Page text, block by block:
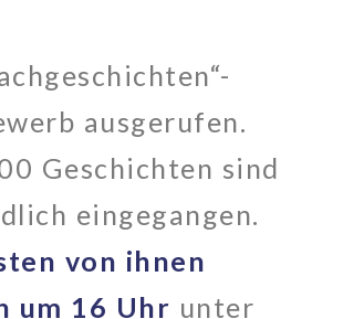
ausgerufen.
Geschichten sind
eingegangen.
von ihnen
um 16 Uhr unter